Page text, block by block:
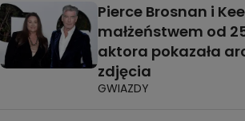
Pierce Brosnan i
małżeństwem od
aktora pokazała
zdjęcia
GWIAZDY